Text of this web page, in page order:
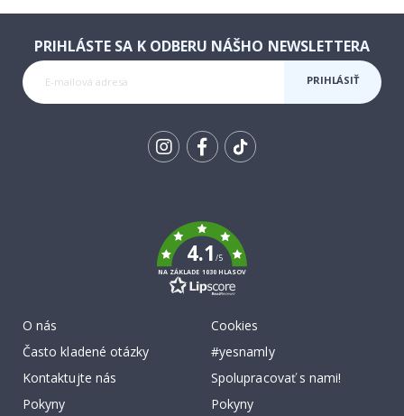
PRIHLÁSTE SA K ODBERU NÁŠHO NEWSLETTERA
PRIHLÁSIŤ
4.1/5
NA ZÁKLADE 1030 HLASOV
O nás
Často kladené otázky
Kontaktujte nás
Pokyny
Cookies
#yesnamly
Spolupracovať s nami!
Pokyny